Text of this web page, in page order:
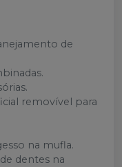
de
removível para
na mufla.
dentes na